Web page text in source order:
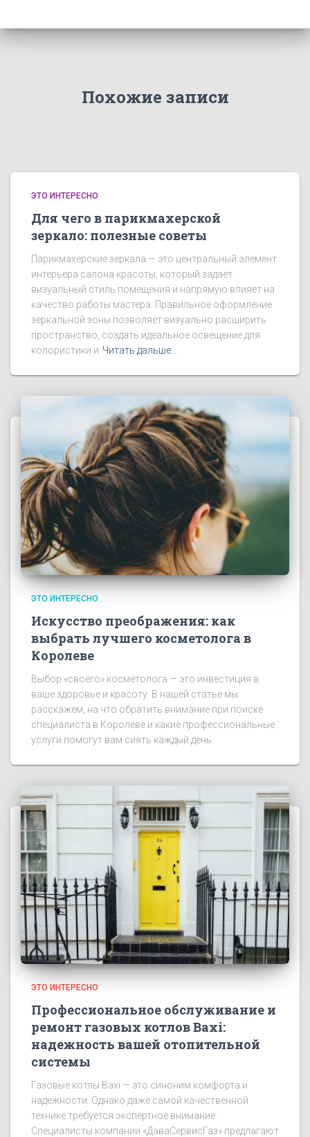
Похожие записи
ЭТО ИНТЕРЕСНО
Для чего в парикмахерской
зеркало: полезные советы
Парикмахерские зеркала — это центральный элемент
интерьера салона красоты, который задает
визуальный стиль помещения и напрямую влияет на
качество работы мастера. Правильное оформление
зеркальной зоны позволяет визуально расширить
пространство, создать идеальное освещение для
колористики и Читать дальше…
ЭТО ИНТЕРЕСНО
Искусство преображения: как
выбрать лучшего косметолога в
Королеве
Выбор «своего» косметолога — это инвестиция в
ваше здоровье и красоту. В нашей статье мы
расскажем, на что обратить внимание при поиске
специалиста в Королеве и какие профессиональные
услуги помогут вам сиять каждый день.
ЭТО ИНТЕРЕСНО
Профессиональное обслуживание и
ремонт газовых котлов Baxi:
надежность вашей отопительной
системы
Газовые котлы Baxi — это синоним комфорта и
надежности. Однако даже самой качественной
технике требуется экспертное внимание.
Специалисты компании «ДаваСервисГаз» предлагают